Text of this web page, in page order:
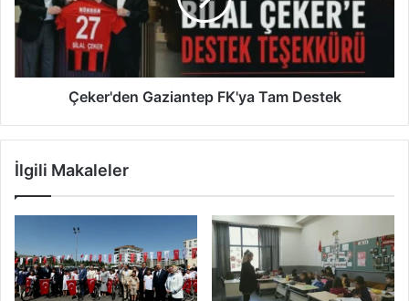
t
E
e
Z
a
d
n
p
F
K
Çeker'den Gaziantep FK'ya Tam Destek
İlgili Makaleler